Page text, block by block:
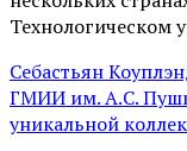
Технологическом
Себастьян
ГМИИ им. А.С.
уникальной